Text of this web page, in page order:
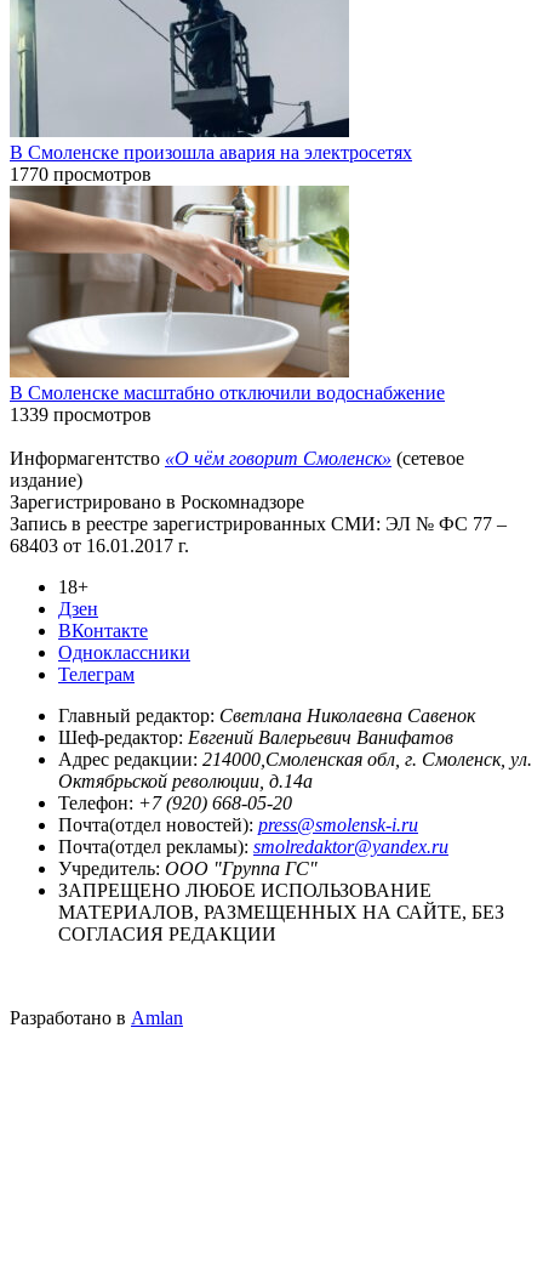
В Смоленске произошла авария на электросетях
1770 просмотров
В Смоленске масштабно отключили водоснабжение
1339 просмотров
Информагентство «О чём говорит Смоленск» (сетевое
издание)
Зарегистрировано в Роскомнадзоре
Запись в реестре зарегистрированных СМИ: ЭЛ № ФС 77 –
68403 от 16.01.2017 г.
18+
Дзен
ВКонтакте
Одноклассники
Телеграм
Главный редактор: Светлана Николаевна Савенок
Шеф-редактор: Евгений Валерьевич Ванифатов
Адрес редакции: 214000,Смоленская обл, г. Смоленск, ул.
Октябрьской революции, д.14а
Телефон: +7 (920) 668-05-20
Почта(отдел новостей): press@smolensk-i.ru
Почта(отдел рекламы): smolredaktor@yandex.ru
Учредитель: ООО "Группа ГС"
ЗАПРЕЩЕНО ЛЮБОЕ ИСПОЛЬЗОВАНИЕ
МАТЕРИАЛОВ, РАЗМЕЩЕННЫХ НА САЙТЕ, БЕЗ
СОГЛАСИЯ РЕДАКЦИИ
Разработано в Amlan